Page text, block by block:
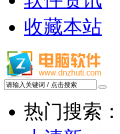
收藏本站
热门搜索：